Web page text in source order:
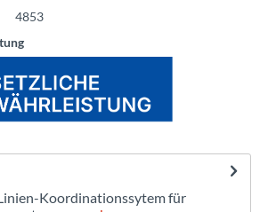
4853
Koordinationssytem für